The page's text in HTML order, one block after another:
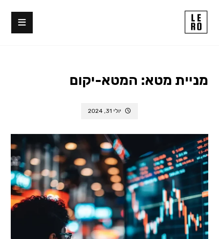
מניית מטא: המטא-יקום
יולי 31, 2024